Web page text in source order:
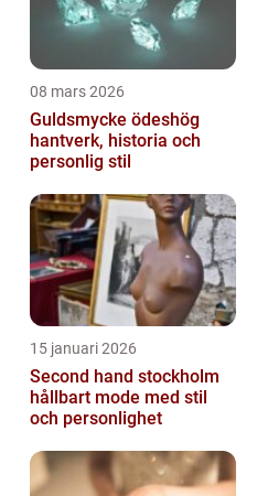
08 mars 2026
Guldsmycke ödeshög
hantverk, historia och
personlig stil
15 januari 2026
Second hand stockholm
hållbart mode med stil
och personlighet